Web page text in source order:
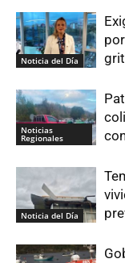
Noticia del Día
Noticias
Regionales
Noticia del Día